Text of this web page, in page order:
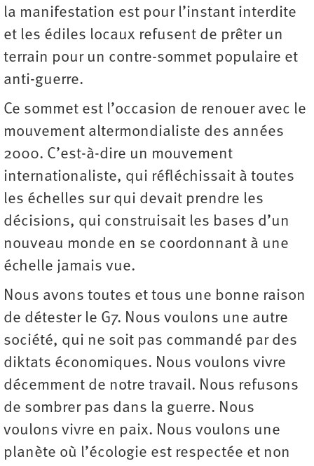
la manifestation est pour l’instant interdite
et les édiles locaux refusent de prêter un
terrain pour un contre-sommet populaire et
anti-guerre.
Ce sommet est l’occasion de renouer avec le
mouvement altermondialiste des années
2000. C’est-à-dire un mouvement
internationaliste, qui réfléchissait à toutes
les échelles sur qui devait prendre les
décisions, qui construisait les bases d’un
nouveau monde en se coordonnant à une
échelle jamais vue.
Nous avons toutes et tous une bonne raison
de détester le G7. Nous voulons une autre
société, qui ne soit pas commandé par des
diktats économiques. Nous voulons vivre
décemment de notre travail. Nous refusons
de sombrer pas dans la guerre. Nous
voulons vivre en paix. Nous voulons une
planète où l’écologie est respectée et non